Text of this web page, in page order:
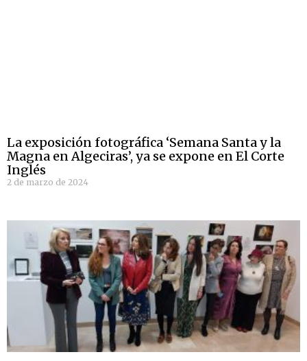
La exposición fotográfica ‘Semana Santa y la
Magna en Algeciras’, ya se expone en El Corte
Inglés
2 de marzo de 2024